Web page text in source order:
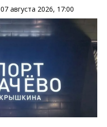
07 августа 2026, 17:00